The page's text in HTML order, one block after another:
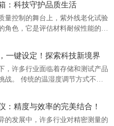
：科技守护品质生活
量控制的舞台上，紫外线老化试验
角色，它是评估材料耐候性能的一
一键设定！探索科技新境界
，许多行业面临着存储和测试产品
战。 传统的温湿度调节方式不仅
：精度与效率的完美结合！
的发展中，许多行业对精密测量的